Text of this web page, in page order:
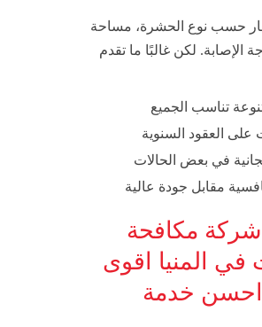
حسب نوع الحشرة، مساحة
الإصابة. لكن غالبًا ما تقدم
تناسب الجميع
العقود السنوية
في بعض الحالات
مقابل جودة عالية
مكافحة
المنيا اقوى
احسن خدمة